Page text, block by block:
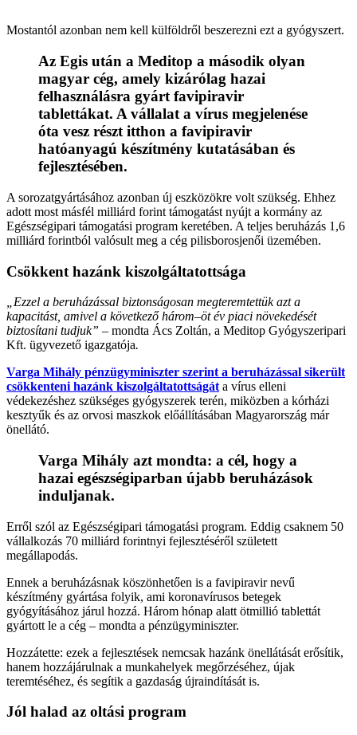
Mostantól azonban nem kell külföldről beszerezni ezt a gyógyszert.
Az Egis után a Meditop a második olyan
magyar cég, amely kizárólag hazai
felhasználásra gyárt favipiravir
tablettákat. A vállalat a vírus megjelenése
óta vesz részt itthon a favipiravir
hatóanyagú készítmény kutatásában és
fejlesztésében.
A sorozatgyártásához azonban új eszközökre volt szükség. Ehhez
adott most másfél milliárd forint támogatást nyújt a kormány az
Egészségipari támogatási program keretében. A teljes beruházás 1,6
milliárd forintból valósult meg a cég pilisborosjenői üzemében.
Csökkent hazánk kiszolgáltatottsága
„Ezzel a beruházással biztonságosan megteremtettük azt a
kapacitást, amivel a következő három–öt év piaci növekedését
biztosítani tudjuk” – mondta Ács Zoltán, a Meditop Gyógyszeripari
Kft. ügyvezető igazgatója.
Varga Mihály pénzügyminiszter szerint a beruházással sikerült
csökkenteni hazánk kiszolgáltatottságát a vírus elleni
védekezéshez szükséges gyógyszerek terén, miközben a kórházi
kesztyűk és az orvosi maszkok előállításában Magyarország már
önellátó.
Varga Mihály azt mondta: a cél, hogy a
hazai egészségiparban újabb beruházások
induljanak.
Erről szól az Egészségipari támogatási program. Eddig csaknem 50
vállalkozás 70 milliárd forintnyi fejlesztéséről született
megállapodás.
Ennek a beruházásnak köszönhetően is a favipiravir nevű
készítmény gyártása folyik, ami koronavírusos betegek
gyógyításához járul hozzá. Három hónap alatt ötmillió tablettát
gyártott le a cég – mondta a pénzügyminiszter.
Hozzátette: ezek a fejlesztések nemcsak hazánk önellátását erősítik,
hanem hozzájárulnak a munkahelyek megőrzéséhez, újak
teremtéséhez, és segítik a gazdaság újraindítását is.
Jól halad az oltási program